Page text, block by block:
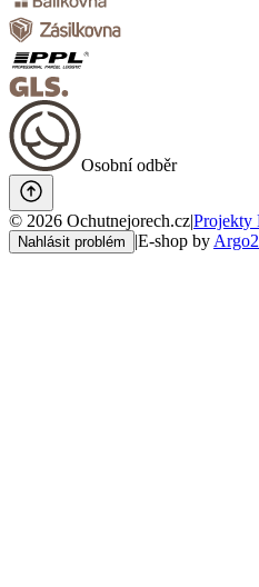
Osobní odběr
© 2026 Ochutnejorech.cz|Projekty
Nahlásit problém |E-shop by